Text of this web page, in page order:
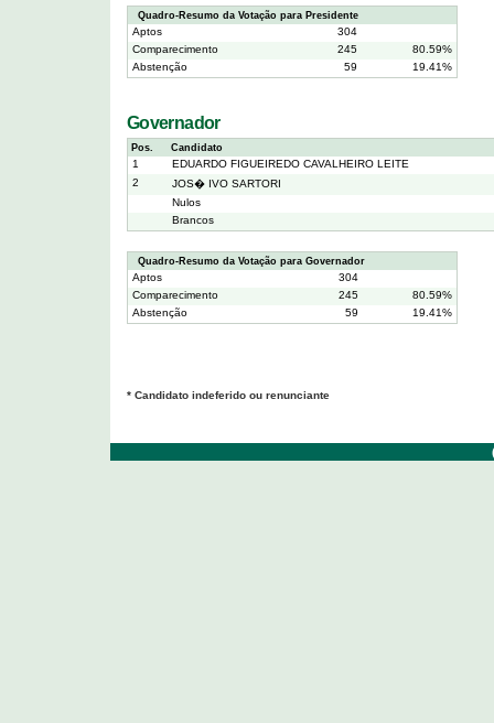
Quadro-Resumo da Votação para Presidente
Aptos
304
Comparecimento
245
80.59%
Abstenção
59 19.41%
Governador
Pos. Candidato
1
EDUARDO FIGUEIREDO CAVALHEIRO LEITE
2
JOS� IVO SARTORI
Nulos
Brancos
Quadro-Resumo da Votação para Governador
Aptos
304
Comparecimento
245
80.59%
Abstenção
59 19.41%
* Candidato indeferido ou renunciante